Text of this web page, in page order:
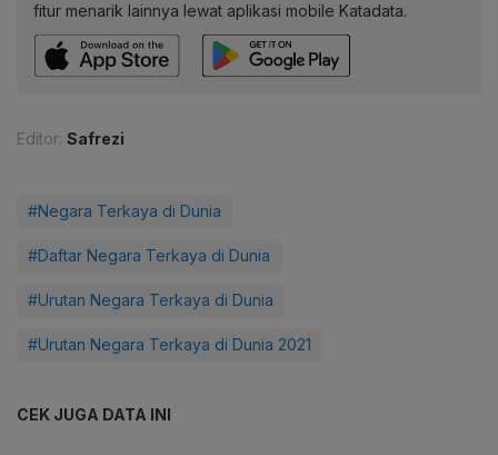
fitur menarik lainnya lewat aplikasi mobile Katadata.
Editor: Safrezi
#Negara Terkaya di Dunia
#Daftar Negara Terkaya di Dunia
#Urutan Negara Terkaya di Dunia
#Urutan Negara Terkaya di Dunia 2021
CEK JUGA DATA INI